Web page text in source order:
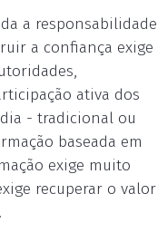
a responsabilidade
a confiança exige
ativa dos
- tradicional ou
baseada em
exige muito
recuperar o valor